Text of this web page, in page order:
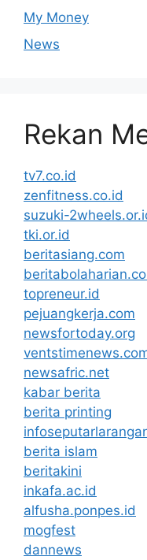
My Money
News
Rekan
tv7.co.id
zenfitness.co.id
suzuki-
tki.or.id
beritasiang.com
topreneur.id
pejuangkerja.com
newsfortoday.org
newsafric.net
kabar berita
berita printing
berita islam
beritakini
inkafa.ac.id
alfusha.ponpes.id
mogfest
dannews